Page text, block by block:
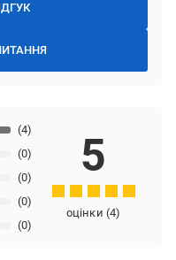
(0)
(0)
(0)
(0)
(4)
5
оцінки(4)